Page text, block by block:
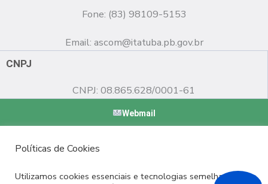
Fone: (83) 98109-5153
Email: ascom@itatuba.pb.gov.br
CNPJ
CNPJ: 08.865.628/0001-61
Webmail
Políticas de Cookies
Utilizamos cookies essenciais e tecnologias semelhantes de